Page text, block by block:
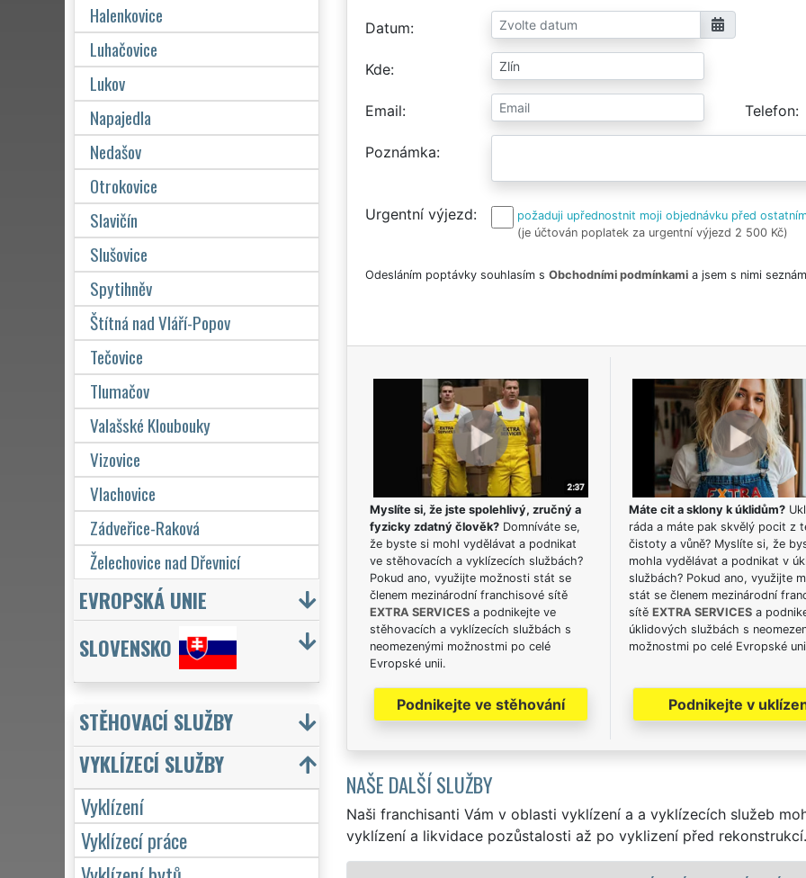
Datum
Kde
Email Telefon
Poznámka
Urgentní výjezd
požaduji upřednostnit moji objednávku před
(je účtován poplatek za urgentní výjezd 2 500 Kč)
Odesláním poptávky souhlasím s Obchodními podmínkamia jsem s nimi
Myslíte si, že jste spolehlivý, zručný a
fyzicky zdatný člověk?Domníváte se,
že byste si mohl vydělávat a podnikat
ve stěhovacích a vyklízecích službách?
Pokud ano, využijte možnosti stát se
členem mezinárodní franchisové sítě
EXTRA SERVICESa podnikejte ve
stěhovacích a vyklízecích službách s
neomezenými možnostmi po celé
Evropské unii.
Podnikejte ve stěhování
Máte cit a sklony k úklidům?
ráda a máte pak skvělý pocit z
čistoty a vůně? Myslíte si, že
mohla vydělávat a podnikat v
službách? Pokud ano, využijte
stát se členem mezinárodní
sítě EXTRA SERVICESa
úklidových službách s
možnostmi po celé Evropské
Podnikejte v
NAŠE DALŠÍ SLUŽBY
Naši franchisanti Vám v oblasti vyklízení a a vyklízecích služeb
vyklízení a likvidace pozůstalosti až po vyklizení před rekonstrukcí.
Halenkovice
Luhačovice
Lukov
Napajedla
Nedašov
Otrokovice
Slavičín
Slušovice
Spytihněv
Štítná nad Vláří-Popov
Tečovice
Tlumačov
Valašské Kloubouky
Vizovice
Vlachovice
Zádveřice-Raková
Želechovice nad Dřevnicí
EVROPSKÁ UNIE
SLOVENSKO
STĚHOVACÍ SLUŽBY
VYKLÍZECÍ SLUŽBY
Vyklízení
Vyklízecí práce